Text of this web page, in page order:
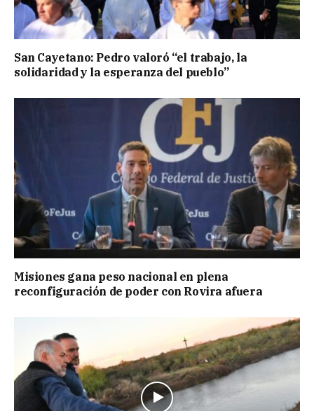
San Cayetano: Pedro valoró “el trabajo, la
solidaridad y la esperanza del pueblo”
Misiones gana peso nacional en plena
reconfiguración de poder con Rovira afuera